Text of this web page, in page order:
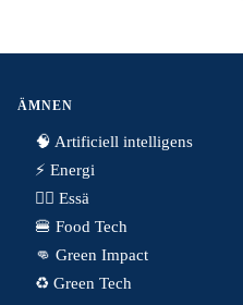
ÄMNEN
🧠 Artificiell intelligens
⚡️ Energi
✍🏼 Essä
🍔 Food Tech
👊 Green Impact
♻️ Green Tech